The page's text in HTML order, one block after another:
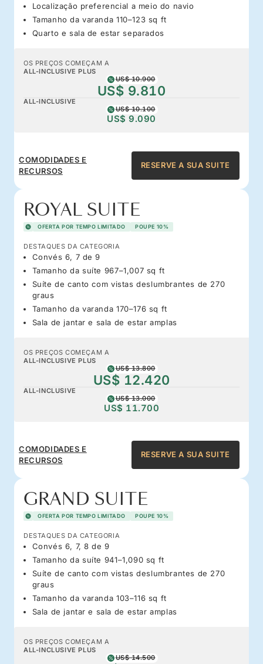
Localização preferencial a meio do navio
Tamanho da varanda 110–123 sq ft
Quarto e sala de estar separados
OS PREÇOS COMEÇAM A
ALL-INCLUSIVE PLUS
US$ 10.900
US$ 9.810
ALL-INCLUSIVE
US$ 10.100
US$ 9.090
COMODIDADES E
RECURSOS
RESERVE A SUA SUITE
ROYAL SUITE
OFERTA POR TEMPO LIMITADO POUPE 10%
DESTAQUES DA CATEGORIA
Convés 6, 7 de 9
Tamanho da suíte 967–1,007 sq ft
Suíte de canto com vistas deslumbrantes de 270
graus
Tamanho da varanda 170–176 sq ft
Sala de jantar e sala de estar amplas
OS PREÇOS COMEÇAM A
ALL-INCLUSIVE PLUS
US$ 13.800
US$ 12.420
ALL-INCLUSIVE
US$ 13.000
US$ 11.700
COMODIDADES E
RECURSOS
RESERVE A SUA SUITE
GRAND SUITE
OFERTA POR TEMPO LIMITADO POUPE 10%
DESTAQUES DA CATEGORIA
Convés 6, 7, 8 de 9
Tamanho da suíte 941–1,090 sq ft
Suíte de canto com vistas deslumbrantes de 270
graus
Tamanho da varanda 103–116 sq ft
Sala de jantar e sala de estar amplas
OS PREÇOS COMEÇAM A
ALL-INCLUSIVE PLUS
US$ 14.500